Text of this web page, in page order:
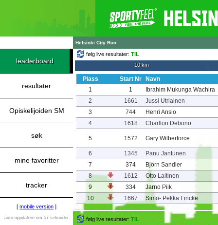
Helsinki City Run
leaderboard
resultater
Opiskelijoiden SM
søk
mine favoritter
tracker
[ mobile version ]
auto-oppdatere om 57 sekunder
følg live resultater: TIL
10 km
Plass Start Nr
Navn
1
1
Ibrahim Mukunga Wachira
2
1661
Jussi Utriainen
3
744
Henri Ansio
4
1618 Charlton Debono
5 1572 Gary Wilberforce
6 1345
Panu Jantunen
7
374
Björn Sandler
8
1612
Otto Laitinen
9
334
Jarno Piik
10
1667 Simo- Pekka Fincke
følg live resultater: TIL